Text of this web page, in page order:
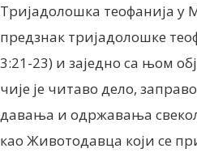
Тријадолошка теофанија у
предзнак тријадолошке
3:21-23) и заједно са њом
чије је читаво дело,
давања и одржавања
као Животодавца који се